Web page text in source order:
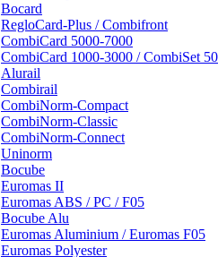
Bocard
RegloCard-Plus / Combifront
CombiCard 5000-7000
CombiCard 1000-3000 / CombiSet
Alurail
Combirail
CombiNorm-Compact
CombiNorm-Classic
CombiNorm-Connect
Uninorm
Bocube
Euromas II
Euromas ABS / PC / F05
Bocube Alu
Euromas Aluminium / Euromas F05
Euromas Polyester